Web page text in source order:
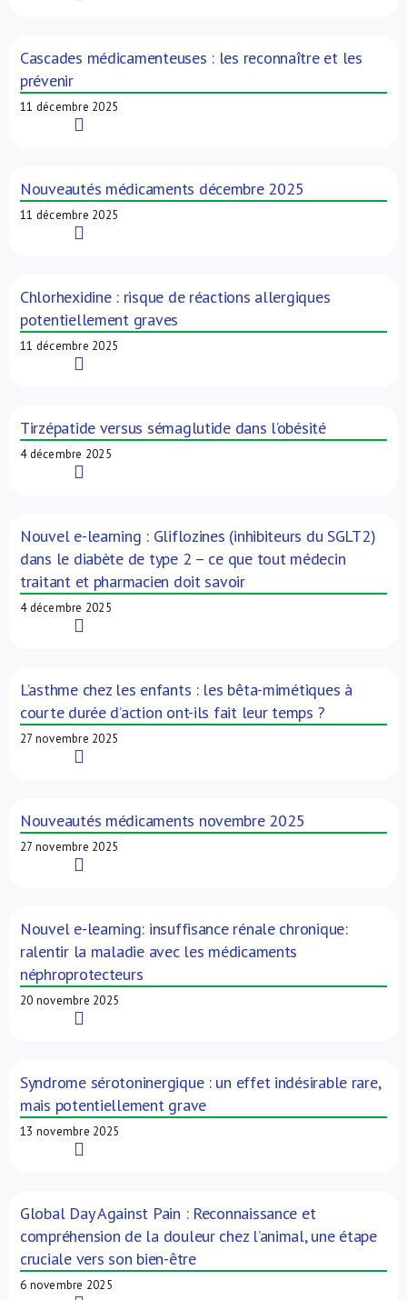
Cascades médicamenteuses : les reconnaître et les
prévenir
11 décembre 2025
Nouveautés médicaments décembre 2025
11 décembre 2025
Chlorhexidine : risque de réactions allergiques
potentiellement graves
11 décembre 2025
Tirzépatide versus sémaglutide dans l’obésité
4 décembre 2025
Nouvel e-learning : Gliflozines (inhibiteurs du SGLT2)
dans le diabète de type 2 – ce que tout médecin
traitant et pharmacien doit savoir
4 décembre 2025
L’asthme chez les enfants : les bêta-mimétiques à
courte durée d’action ont-ils fait leur temps ?
27 novembre 2025
Nouveautés médicaments novembre 2025
27 novembre 2025
Nouvel e-learning: insuffisance rénale chronique:
ralentir la maladie avec les médicaments
néphroprotecteurs
20 novembre 2025
Syndrome sérotoninergique : un effet indésirable rare,
mais potentiellement grave
13 novembre 2025
Global Day Against Pain : Reconnaissance et
compréhension de la douleur chez l’animal, une étape
cruciale vers son bien-être
6 novembre 2025